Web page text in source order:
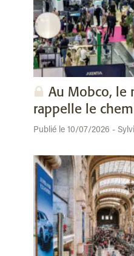
Au Mobco, le
rappelle le
Publié le 10/07/2026 -